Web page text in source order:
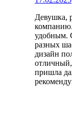
Девушка,
компанию.
удобным.
разных
дизайн
пришла